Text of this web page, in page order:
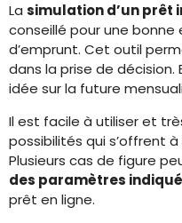
La simulation d’un prêt
conseillé pour une
d’emprunt. Cet outil
dans la prise de décision.
idée sur la future
Il est facile à utiliser et
possibilités qui s’offrent
Plusieurs cas de figure
des paramètres
prêt en ligne.